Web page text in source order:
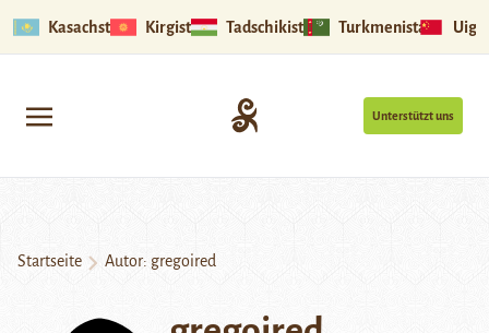
Kasachstan Kirgistan Tadschikistan Turkmenistan
Unterstützt uns
Startseite Autor: gregoired